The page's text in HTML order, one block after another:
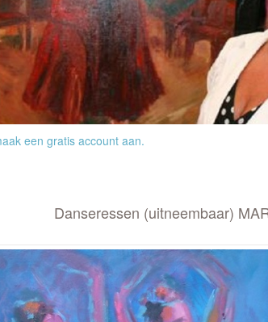
een gratis account aan.
Danseressen (uitneembaar)